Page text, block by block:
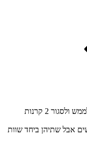
בימים אלה נפתחת לי האפשרות סוף כל סוף לממש ולסגור 2 קרנות
מרשים אבל שתיהן ביחד שוות